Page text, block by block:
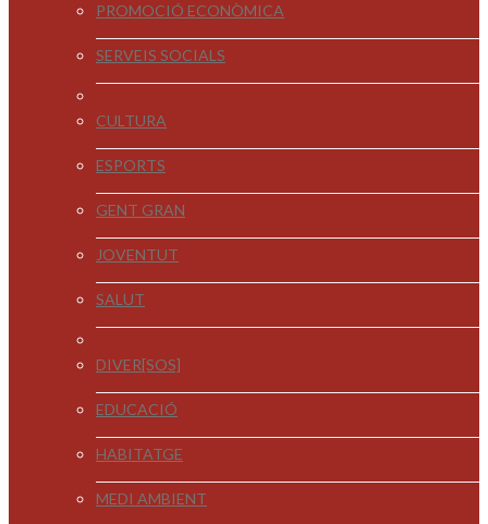
PROMOCIÓ ECONÒMICA
SERVEIS SOCIALS
CULTURA
ESPORTS
GENT GRAN
JOVENTUT
SALUT
DIVER[SOS]
EDUCACIÓ
HABITATGE
MEDI AMBIENT